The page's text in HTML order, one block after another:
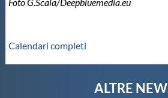
Calendari completi